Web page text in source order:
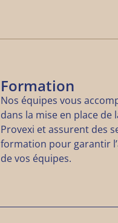
Formation
Nos équipes vous
dans la mise en place de
Provexi et assurent des
formation pour garantir
de vos équipes.